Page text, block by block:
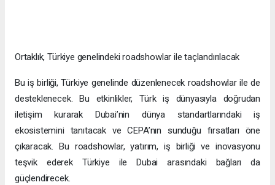
Ortaklık, Türkiye genelindeki roadshowlar ile taçlandırılacak
Bu iş birliği, Türkiye genelinde düzenlenecek roadshowlar ile de
desteklenecek. Bu etkinlikler, Türk iş dünyasıyla doğrudan
iletişim kurarak Dubai’nin dünya standartlarındaki iş
ekosistemini tanıtacak ve CEPA’nın sunduğu fırsatları öne
çıkaracak. Bu roadshowlar, yatırım, iş birliği ve inovasyonu
teşvik ederek Türkiye ile Dubai arasındaki bağları da
güçlendirecek.